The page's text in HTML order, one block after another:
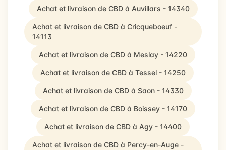
Achat et livraison de CBD à Auvillars - 14340
Achat et livraison de CBD à Cricqueboeuf -
14113
Achat et livraison de CBD à Meslay - 14220
Achat et livraison de CBD à Tessel - 14250
Achat et livraison de CBD à Saon - 14330
Achat et livraison de CBD à Boissey - 14170
Achat et livraison de CBD à Agy - 14400
Achat et livraison de CBD à Percy-en-Auge -